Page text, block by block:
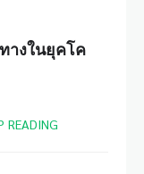
างในยุคโค
READING